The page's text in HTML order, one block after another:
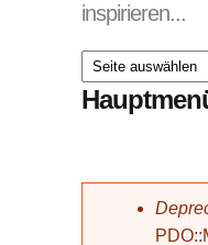
inspirieren...